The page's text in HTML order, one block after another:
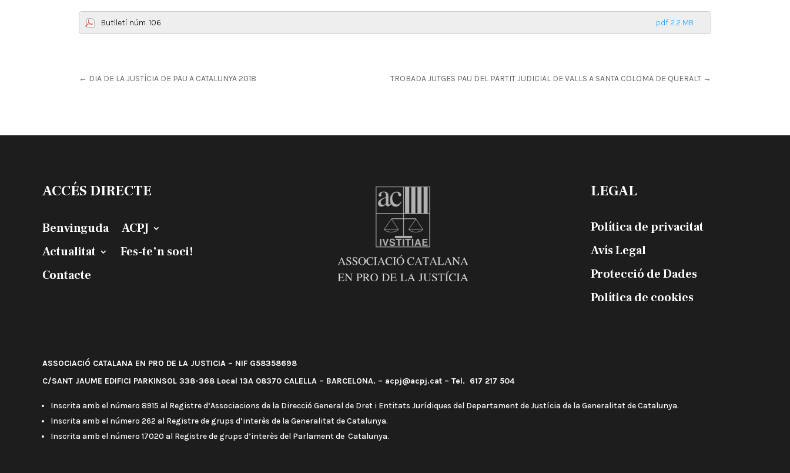
Butlletí núm. 106 pdf 2.2 MB
← DIA DE LA JUSTÍCIA DE PAU A CATALUNYA 2018 TROBADA JUTGES PAU DEL PARTIT JUDICIAL DE VALLS A SANTA COLOMA DE QUERALT→
ACCÉS DIRECTE
Benvinguda
ACPJ
Actualitat
Fes-te’n soci!
Contacte
LEGAL
Política de privacitat
Avís Legal
Protecció de Dades
Política de cookies
ASSOCIACIÓ CATALANA EN PRO DE LA JUSTICIA – NIF G58358698
C/SANT JAUME EDIFICI PARKINSOL 338-368 Local 13A 08370 CALELLA – BARCELONA. – acpj@acpj.cat – Tel. 617 217 504
Inscrita amb el número 8915 al Registre d’Associacions de la Direcció General de Dret i Entitats Jurídiques del Departament de Justícia de la Generalitat de Catalunya.
Inscrita amb el número 262 al Registre de grups d’interès de la Generalitat de Catalunya.
Inscrita amb el número 17020 al Registre de grups d’interès del Parlament de Catalunya.